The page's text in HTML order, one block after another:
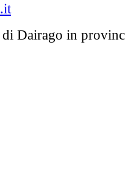
Dairago in